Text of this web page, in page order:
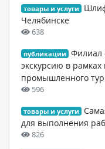
товары и услуги
Челябинске
638
публикации
Филиал
экскурсию в
промышленного
596
товары и услуги
для выполнения
826